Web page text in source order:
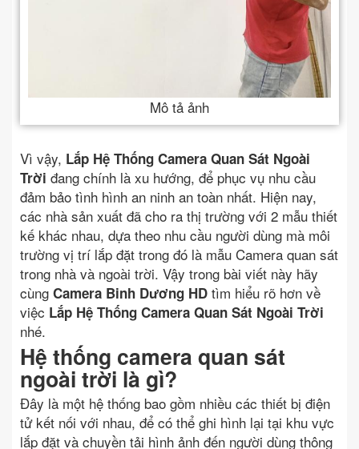
Mô tả ảnh
Vì vậy, Lắp Hệ Thống Camera Quan Sát Ngoài
Trời đang chính là xu hướng, để phục vụ nhu cầu
đảm bảo tình hình an ninh an toàn nhất. Hiện nay,
các nhà sản xuất đã cho ra thị trường với 2 mẫu thiết
kế khác nhau, dựa theo nhu cầu người dùng mà môi
trường vị trí lắp đặt trong đó là mẫu Camera quan sát
trong nhà và ngoài trời. Vậy trong bài viết này hãy
cùng Camera Binh Dương HD tìm hiểu rõ hơn về
việc Lắp Hệ Thống Camera Quan Sát Ngoài Trời
nhé.
Hệ thống camera quan sát
ngoài trời là gì?
Đây là một hệ thống bao gồm nhiều các thiết bị điện
tử kết nối với nhau, để có thể ghi hình lại tại khu vực
lắp đặt và chuyền tải hình ảnh đến người dùng thông